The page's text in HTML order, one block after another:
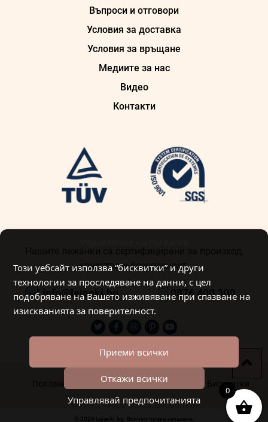
Този уебсайт използва “бисквитки” и други
технологии за проследяване на данни, с цел
подобряване на Вашето изживяване при спазване на
изискванията за поверителност.
Приеми всички
Откажи всички
Управлявай предпочитанията
Въпроси и отговори
Условия за доставка
Условия за връщане
Медиите за нас
Видео
Контакти
Нашите лежанки са сертифицирани за произход,
качество и безопасност.
info@lejanki.bg 0876 400 300
Ползване на лични данни Общи условия Бисквитки
© 2026 Lejanki.bg. Всички права запазени.
0